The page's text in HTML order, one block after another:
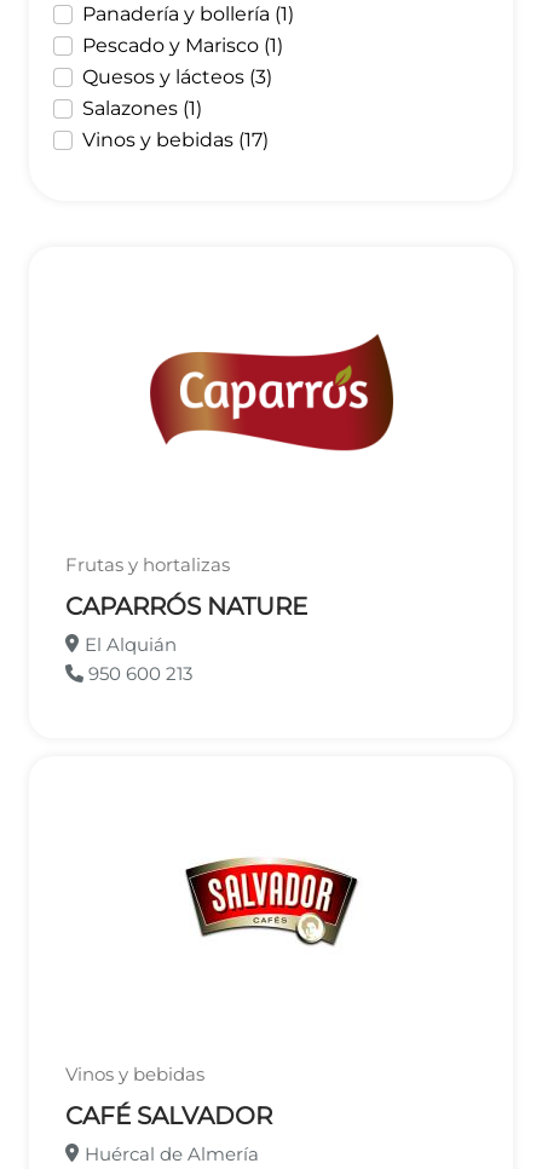
Panadería y bollería (1)
Pescado y Marisco (1)
Quesos y lácteos (3)
Salazones (1)
Vinos y bebidas (17)
Frutas y hortalizas
CAPARRÓS NATURE
El Alquián
950 600 213
Vinos y bebidas
CAFÉ SALVADOR
Huércal de Almería